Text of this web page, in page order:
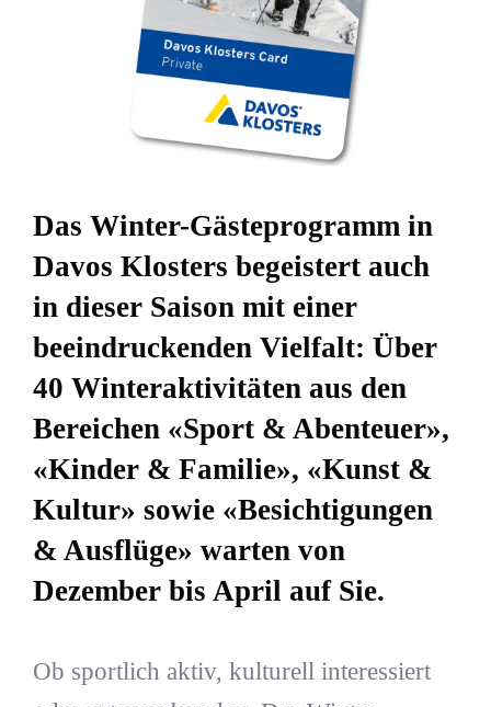
Das Winter-Gästeprogramm in
Davos Klosters begeistert auch
in dieser Saison mit einer
beeindruckenden Vielfalt: Über
40 Winteraktivitäten aus den
Bereichen «Sport & Abenteuer»,
«Kinder & Familie», «Kunst &
Kultur» sowie «Besichtigungen
& Ausflüge» warten von
Dezember bis April auf Sie.
Ob sportlich aktiv, kulturell interessiert